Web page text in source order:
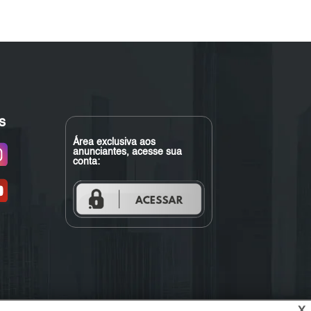
Área exclusiva aos
anunciantes, acesse sua
conta: